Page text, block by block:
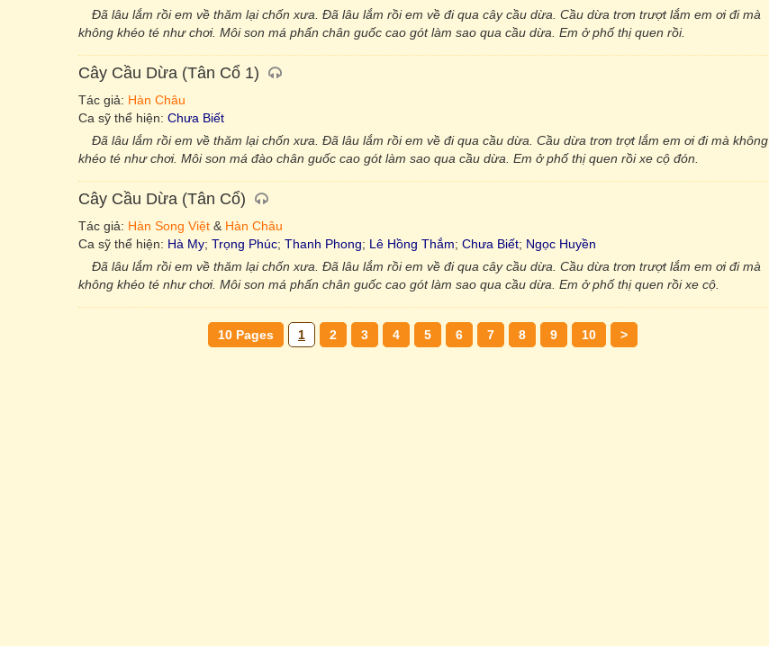
Đã lâu lắm rồi em về thăm lại chốn xưa. Đã lâu lắm rồi em về đi qua cây cầu dừa. Cầu dừa trơn trượt lắm em ơi đi mà
không khéo té như chơi. Môi son má phấn chân guốc cao gót làm sao qua cầu dừa. Em ở phố thị quen rồi.
Cây Cầu Dừa (Tân Cổ 1)
Tác giả: Hàn Châu
Ca sỹ thể hiện: Chưa Biết
Đã lâu lắm rồi em về thăm lại chốn xưa. Đã lâu lắm rồi em về đi qua cầu dừa. Cầu dừa trơn trợt lắm em ơi đi mà không
khéo té như chơi. Môi son má đào chân guốc cao gót làm sao qua cầu dừa. Em ở phố thị quen rồi xe cộ đón.
Cây Cầu Dừa (Tân Cổ)
Tác giả: Hàn Song Việt & Hàn Châu
Ca sỹ thể hiện: Hà My; Trọng Phúc; Thanh Phong; Lê Hồng Thắm; Chưa Biết; Ngọc Huyền
Đã lâu lắm rồi em về thăm lại chốn xưa. Đã lâu lắm rồi em về đi qua cây cầu dừa. Cầu dừa trơn trượt lắm em ơi đi mà
không khéo té như chơi. Môi son má phấn chân guốc cao gót làm sao qua cầu dừa. Em ở phố thị quen rồi xe cộ.
10 Pages 1 2 3 4 5 6 7 8 9 10 >